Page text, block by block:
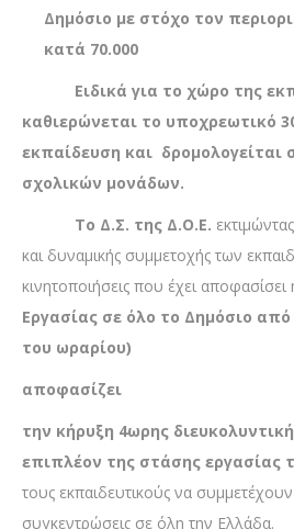
Δημόσιο με στόχο τον
κατά 70.000
Ειδικά για το χώρο της
καθιερώνεται το υποχρεωτικό
εκπαίδευση και δρομολογείται
σχολικών μονάδων.
Το Δ.Σ. της Δ.Ο.Ε.
και δυναμικής συμμετοχής των
κινητοποιήσεις που έχει
Εργασίας σε όλο το Δημόσιο από
του ωραρίου)
αποφασίζει
την κήρυξη 4ωρης
επιπλέον της στάσης εργασίας
τους εκπαιδευτικούς να συμμετέχουν
συγκεντρώσεις σε όλη την Ελλάδα.